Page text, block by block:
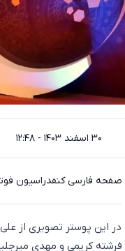
۳۰ اسفند ۱۴۰۳ - ۱۲:۴۸
صفحه فارسی کنفدراسیون
در این پوستر تصویری از
فرشته کریمی و مهدی